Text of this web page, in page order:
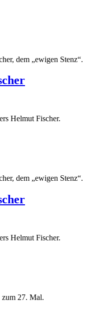
dem „ewigen Stenz“.
Helmut Fischer.
dem „ewigen Stenz“.
Helmut Fischer.
zum 27. Mal.